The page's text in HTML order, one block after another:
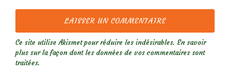
Ce site utilise Akismet pour réduire les indésirables. En savoir
plus sur la façon dont les données de vos commentaires sont
traitées.